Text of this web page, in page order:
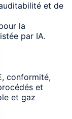
et de
la
par IA.
conformité,
et
et gaz